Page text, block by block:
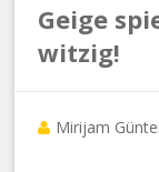
Geige
witzig!
Mirijam